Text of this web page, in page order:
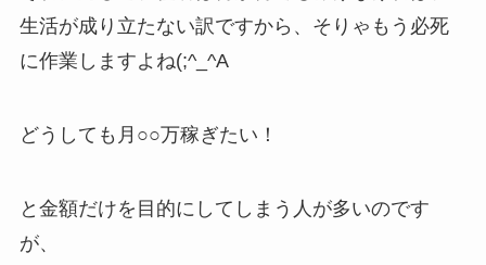
生活が成り立たない訳ですから、そりゃもう必死
に作業しますよね(;^_^A
どうしても月○○万稼ぎたい！
と金額だけを目的にしてしまう人が多いのです
が、